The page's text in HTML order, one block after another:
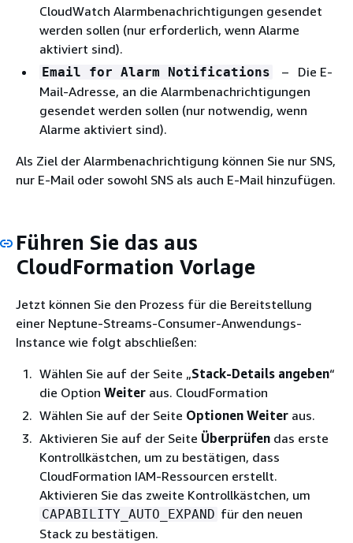
CloudWatch Alarmbenachrichtigungen gesendet
werden sollen (nur erforderlich, wenn Alarme
aktiviert sind).
Email for Alarm Notifications
– Die E-
Mail-Adresse, an die Alarmbenachrichtigungen
gesendet werden sollen (nur notwendig, wenn
Alarme aktiviert sind).
Als Ziel der Alarmbenachrichtigung können Sie nur SNS,
nur E-Mail oder sowohl SNS als auch E-Mail hinzufügen.
Führen Sie das aus
CloudFormation Vorlage
Jetzt können Sie den Prozess für die Bereitstellung
einer Neptune-Streams-Consumer-Anwendungs-
Instance wie folgt abschließen:
Wählen Sie auf der Seite „Stack-Details angeben“
die Option Weiter aus. CloudFormation
Wählen Sie auf der Seite Optionen Weiter aus.
Aktivieren Sie auf der Seite Überprüfen das erste
Kontrollkästchen, um zu bestätigen, dass
CloudFormation IAM-Ressourcen erstellt.
Aktivieren Sie das zweite Kontrollkästchen, um
CAPABILITY_AUTO_EXPAND für den neuen
Stack zu bestätigen.